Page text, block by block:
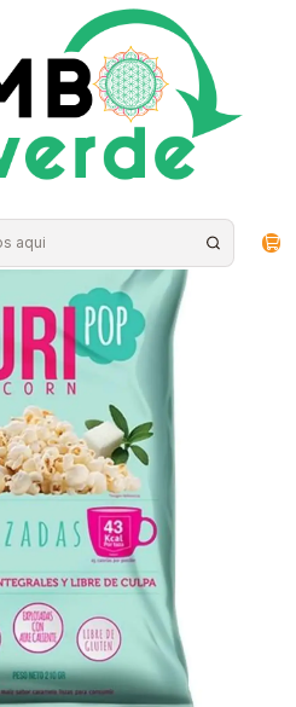
los 59.990 en la provincia de Santiago
Saludables
210gr